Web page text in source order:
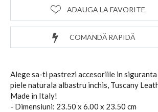
COMANDĂ RAPIDĂ
ADAUGA LA FAVORITE
Alege sa-ti pastrezi accesoriile in
piele naturala albastru inchis, Tuscany
Made in Italy!
- Dimensiuni: 23.50 x 6.00 x 23.50 cm